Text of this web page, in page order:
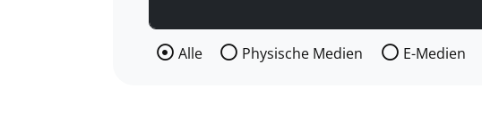
Wählen Sie die Medienart nach der Sie suchen
Alle Physische Medien E-Medien